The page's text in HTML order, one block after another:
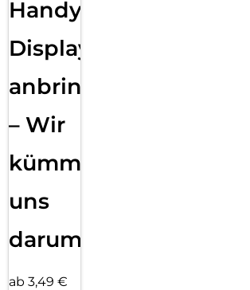
Handy
Displayfolie
anbringen
– Wir
kümmern
uns
darum!
ab 3,49 €